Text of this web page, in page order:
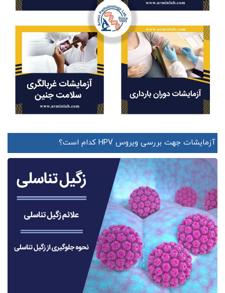
آزمایشات جهت بررسی ویروس HPV کدام است؟